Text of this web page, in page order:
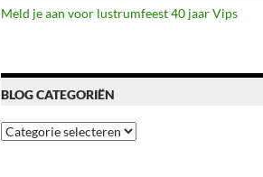
Meld je aan voor lustrumfeest 40 jaar Vips
BLOG CATEGORIËN
Blog
categoriën